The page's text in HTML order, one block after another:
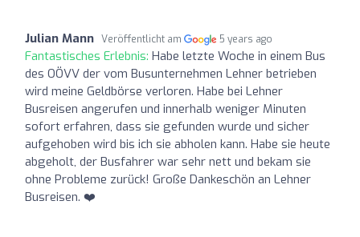
Julian Mann Veröffentlicht am 5 years ago
Fantastisches Erlebnis: Habe letzte Woche in einem Bus
des OÖVV der vom Busunternehmen Lehner betrieben
wird meine Geldbörse verloren. Habe bei Lehner
Busreisen angerufen und innerhalb weniger Minuten
sofort erfahren, dass sie gefunden wurde und sicher
aufgehoben wird bis ich sie abholen kann. Habe sie heute
abgeholt, der Busfahrer war sehr nett und bekam sie
ohne Probleme zurück! Große Dankeschön an Lehner
Busreisen. ❤️